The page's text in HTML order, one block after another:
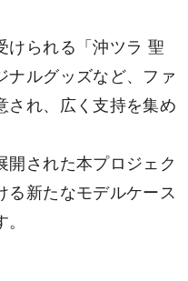
けられる「沖ツラ 聖
ナルグッズなど、ファ
され、広く支持を集め
開された本プロジェク
る新たなモデルケース